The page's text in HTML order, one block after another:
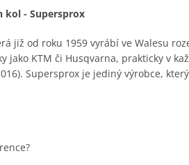
kol - Supersprox
již od roku 1959 vyrábí ve Walesu
jako KTM či Husqvarna, prakticky v
Supersprox je jediný výrobce,